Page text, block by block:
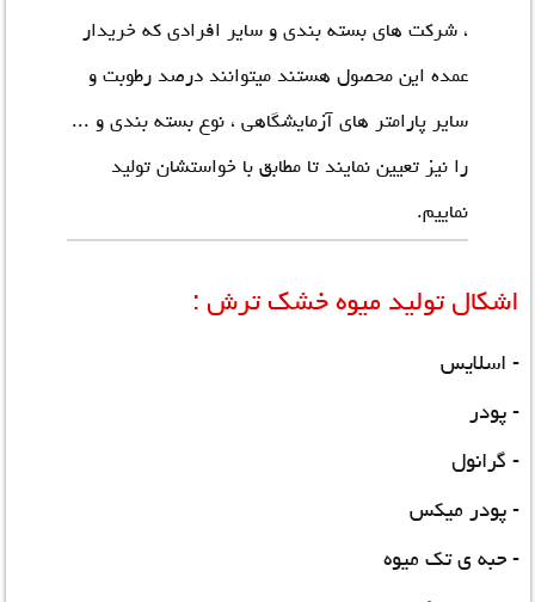
، شرکت های بسته بندی و سایر افرادی که خریدار
عمده این محصول هستند میتوانند درصد رطوبت و
سایر پارامتر های آزمایشگاهی ، نوع بسته بندی و ...
را نیز تعیین نمایند تا مطابق با خواستشان تولید
نماییم.
اشکال تولید میوه خشک ترش :
- اسلایس
- پودر
- گرانول
- پودر میکس
- حبه ی تک میوه